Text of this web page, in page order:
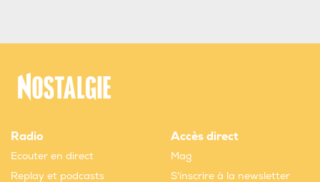
Radio
Ecouter en direct
Replay et podcasts
Accès direct
Mag
S'inscrire à la newsletter